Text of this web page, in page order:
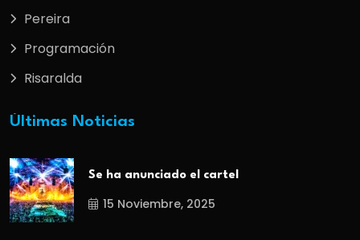
Pereira
Programación
Risaralda
Últimas Noticias
Se ha anunciado el cartel
15 Noviembre, 2025